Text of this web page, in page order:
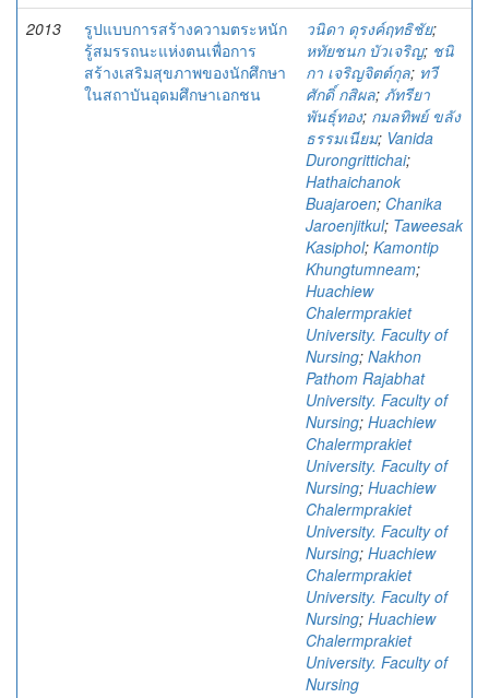
2013
รูปแบบการสร้างความตระหนัก
รู้สมรรถนะแห่งตนเพื่อการ
สร้างเสริมสุขภาพของนักศึกษา
ในสถาบันอุดมศึกษาเอกชน
วนิดา ดุรงค์ฤทธิชัย;
หทัยชนก บัวเจริญ; ชนิ
กา เจริญจิตต์กุล; ทวี
ศักดิ์ กสิผล; ภัทรียา
พันธุ์ทอง; กมลทิพย์ ขลัง
ธรรมเนียม; Vanida
Durongrittichai;
Hathaichanok
Buajaroen; Chanika
Jaroenjitkul; Taweesak
Kasiphol; Kamontip
Khungtumneam;
Huachiew
Chalermprakiet
University. Faculty of
Nursing; Nakhon
Pathom Rajabhat
University. Faculty of
Nursing; Huachiew
Chalermprakiet
University. Faculty of
Nursing; Huachiew
Chalermprakiet
University. Faculty of
Nursing; Huachiew
Chalermprakiet
University. Faculty of
Nursing; Huachiew
Chalermprakiet
University. Faculty of
Nursing